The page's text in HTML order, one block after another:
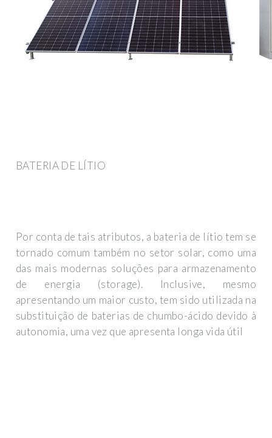
BATERIA DE LÍTIO
Por conta de tais atributos, a bateria de lítio tem se
tornado comum também no setor solar, como uma
das mais modernas soluções para armazenamento
de energia (storage). Inclusive, mesmo
apresentando um maior custo, tem sido utilizada na
substituição de baterias de chumbo-ácido devido à
autonomia, uma vez que apresenta longa vida útil